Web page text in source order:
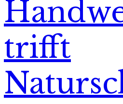
trifft